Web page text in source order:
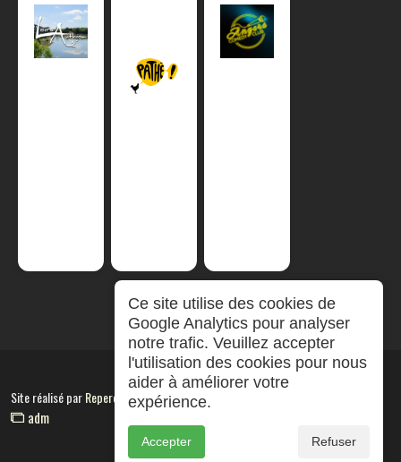
Site réalisé parRepereCom
adm
Ce site utilise des cookies de
Google Analytics pour analyser
notre trafic. Veuillez accepter
l'utilisation des cookies pour nous
aider à améliorer votre
expérience.
Accepter Refuser